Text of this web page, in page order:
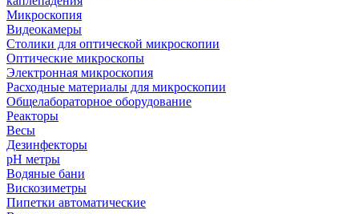
Микроскопия
Видеокамеры
Столики для оптической микроскопии
Оптические микроскопы
Электронная микроскопия
Расходные материалы для микроскопии
Общелабораторное оборудование
Реакторы
Весы
Дезинфекторы
рН метры
Водяные бани
Вискозиметры
Пипетки автоматические